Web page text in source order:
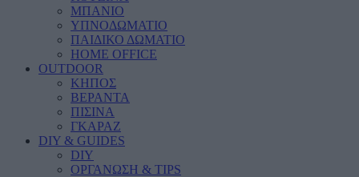
ΜΠΑΝΙΟ
ΥΠΝΟΔΩΜΑΤΙΟ
ΠΑΙΔΙΚΟ ΔΩΜΑΤΙΟ
HOME OFFICE
OUTDOOR
ΚΗΠΟΣ
ΒΕΡΑΝΤΑ
ΠΙΣΙΝΑ
ΓΚΑΡΑΖ
DIY & GUIDES
DIY
ΟΡΓΑΝΩΣΗ & TIPS